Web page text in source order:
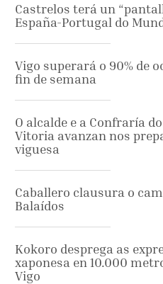
Castrelos terá un
España-Portugal do
Vigo superará o 90% de
fin de semana
O alcalde e a Confraría
Vitoria avanzan nos
viguesa
Caballero clausura o
Balaídos
Kokoro desprega as
xaponesa en 10.000
Vigo